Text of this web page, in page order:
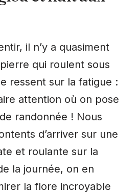
il n’y a quasiment
qui roulent sous
ressent sur la fatigue :
attention où on pose
randonnée ! Nous
d’arriver sur une
et roulante sur la
la journée, on en
la flore incroyable